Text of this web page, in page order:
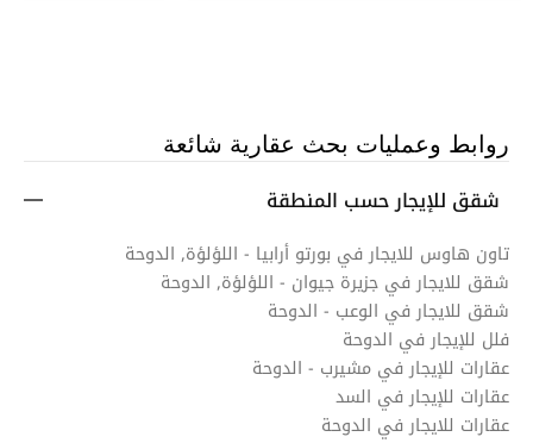
روابط وعمليات بحث عقارية شائعة
شقق للإيجار حسب المنطقة
تاون هاوس للايجار في بورتو أرابيا - اللؤلؤة, الدوحة
شقق للايجار في جزيرة جيوان - اللؤلؤة, الدوحة
شقق للايجار في الوعب - الدوحة
فلل للإيجار في الدوحة
عقارات للإيجار في مشيرب - الدوحة
عقارات للإيجار في السد
عقارات للايجار في الدوحة